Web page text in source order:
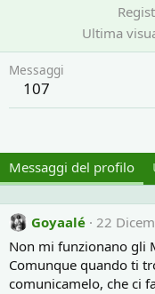
Ultima
Messaggi
107
Messaggi del profilo
Goyaalé 22
Non mi funzionano gli
Comunque quando ti
comunicamelo, che ci